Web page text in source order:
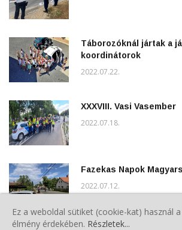
Táborozóknál jártak a
koordinátorok
2022.07.22.
XXXVIII. Vasi Vasember
2022.07.18.
Fazekas Napok
2022.07.12.
Ez a weboldal sütiket (cookie-kat) használ
élmény érdekében. Részletek...